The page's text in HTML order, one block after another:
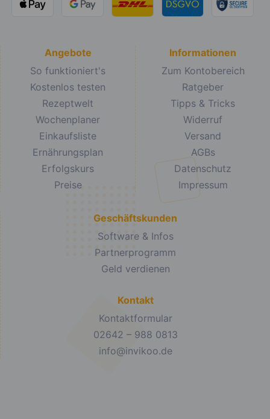
Angebote
So funktioniert's
Kostenlos testen
Rezeptwelt
Wochenplaner
Einkaufsliste
Ernährungsplan
Erfolgskurs
Preise
Informationen
Zum Kontobereich
Ratgeber
Tipps & Tricks
Widerruf
Versand
AGBs
Datenschutz
Impressum
Geschäftskunden
Software & Infos
Partnerprogramm
Geld verdienen
Kontakt
Kontaktformular
02642 – 988 0813
info@invikoo.de